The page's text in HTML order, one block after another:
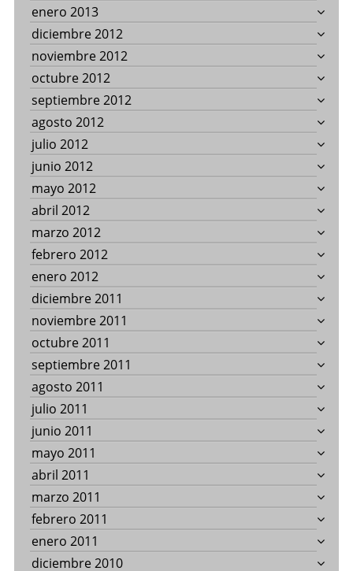
enero 2013
diciembre 2012
noviembre 2012
octubre 2012
septiembre 2012
agosto 2012
julio 2012
junio 2012
mayo 2012
abril 2012
marzo 2012
febrero 2012
enero 2012
diciembre 2011
noviembre 2011
octubre 2011
septiembre 2011
agosto 2011
julio 2011
junio 2011
mayo 2011
abril 2011
marzo 2011
febrero 2011
enero 2011
diciembre 2010